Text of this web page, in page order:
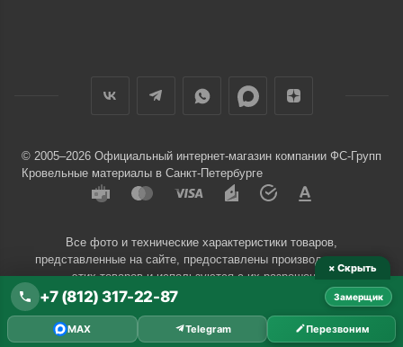
© 2005–2026 Официальный интернет-магазин компании ФС-Групп
Кровельные материалы в Санкт-Петербурге
Все фото и технические характеристики товаров,
представленные на сайте, предоставлены производителями
этих товаров и используются с их разрешения.
× Скрыть
+7 (812) 317-22-87 Замерщик
MAX Telegram Перезвоним